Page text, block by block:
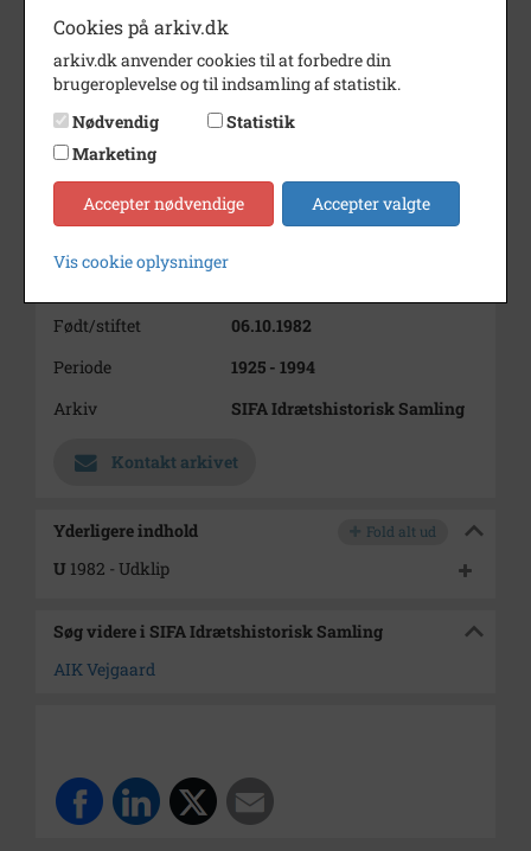
Type
Arkivskaber
Idrætshistorisk Samling
Beskrivelse
Støtteforeningen AIK Vejgaards
Der har tidligere eksisteret en
Født/stiftet
06.10.1982
Periode
1925 - 1994
Arkiv
SIFA Idrætshistorisk Samling
Kontakt arkivet
Yderligere indhold Fold alt ud
U 1982 - Udklip
Søg videre i SIFA Idrætshistorisk Samling
AIK Vejgaard
Cookies på arkiv.dk
arkiv.dk anvender cookies til at forbedre din
brugeroplevelse og til indsamling af statistik.
Nødvendig
Statistik
Marketing
Accepter nødvendige Accepter valgte
Vis cookie oplysninger